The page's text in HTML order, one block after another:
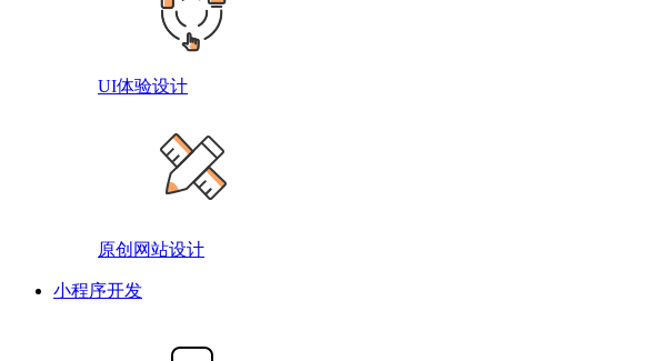
UI体验设计
原创网站设计
小程序开发